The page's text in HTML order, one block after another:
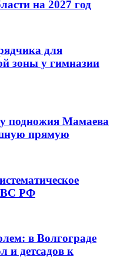
на 2027 год
для
зоны у гимназии
подножия Мамаева
прямую
ВС РФ
в Волгограде
и детсадов к